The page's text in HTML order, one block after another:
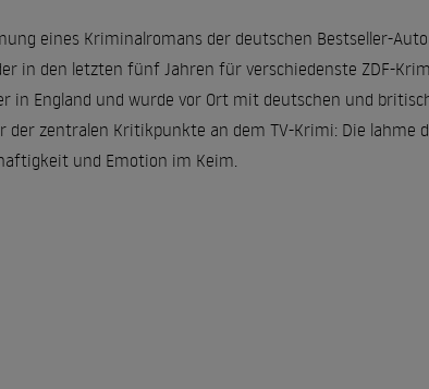
eines Kriminalromans der deutschen Bestseller-
in den letzten fünf Jahren für verschiedenste ZDF-
in England und wurde vor Ort mit deutschen und
zentralen Kritikpunkte an dem TV-Krimi: Die lahme
und Emotion im Keim.